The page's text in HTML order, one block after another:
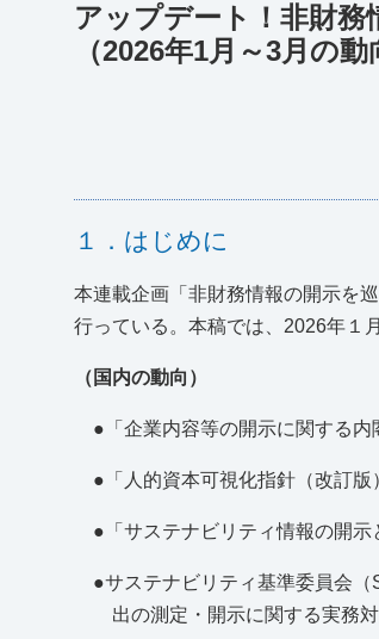
アップデート！非財
（2026年1月～3月の動
１．はじめに
本連載企画「非財務情報の開示を
行っている。本稿では、2026年１
（国内の動向）
●「企業内容等の開示に関する
●「人的資本可視化指針（改訂版
●「サステナビリティ情報の開
●サステナビリティ基準委員会
出の測定・開示に関する実務